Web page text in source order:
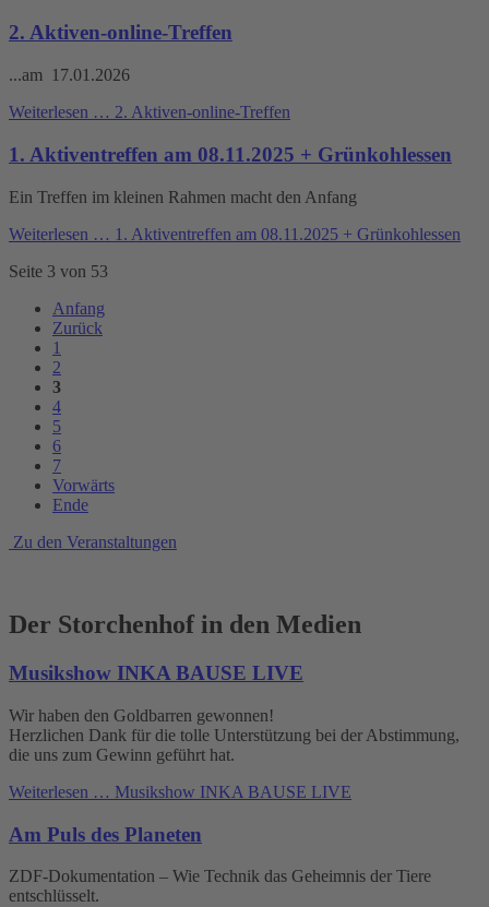
2. Aktiven-online-Treffen
...am 17.01.2026
Weiterlesen … 2. Aktiven-online-Treffen
1. Aktiventreffen am 08.11.2025 + Grünkohlessen
Ein Treffen im kleinen Rahmen macht den Anfang
Weiterlesen … 1. Aktiventreffen am 08.11.2025 + Grünkohlessen
Seite 3 von 53
Anfang
Zurück
1
2
3
4
5
6
7
Vorwärts
Ende
Zu den Veranstaltungen
Der Storchenhof in den Medien
Musikshow INKA BAUSE LIVE
Wir haben den Goldbarren gewonnen!
Herzlichen Dank für die tolle Unterstützung bei der Abstimmung,
die uns zum Gewinn geführt hat.
Weiterlesen … Musikshow INKA BAUSE LIVE
Am Puls des Planeten
ZDF-Dokumentation – Wie Technik das Geheimnis der Tiere
entschlüsselt.